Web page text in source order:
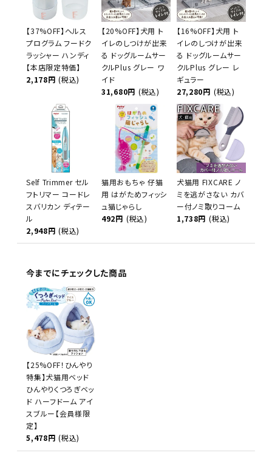
【37%OFF】ヘルス
プログラム フードク
ラッシャー ハンディ
【本店限定特価】
2,178円 (税込)
【20%OFF】犬用 ト
イレのしつけが出来
る ドッグルームサー
クルPlus グレー ワ
イド
31,680円 (税込)
【16%OFF】犬用 ト
イレのしつけが出来
る ドッグルームサー
クルPlus グレー レ
ギュラー
27,280円 (税込)
Self Trimmer セル
フトリマー コードレ
スバリカン ディテー
ル
2,948円 (税込)
猫用おもちゃ 仔猫
用 はがためフィッシ
ュ猫じゃらし
492円 (税込)
犬猫用 FIXCARE ノ
ミを逃がさない カバ
ー付ノミ取りコーム
1,738円 (税込)
今までにチェックした商品
【25%OFF！ひんやり
特集】犬猫用ベッド
ひんやりくつろぎベッ
ド ハーフドーム アイ
スブルー【会員様限
定】
5,478円 (税込)